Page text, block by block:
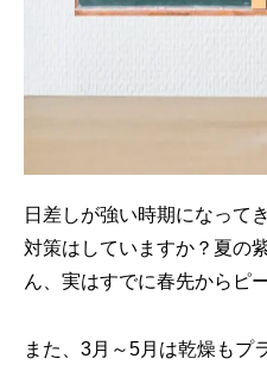
日差しが強い時期になって
対策はしていますか？夏の
ん、実はすでに春先からピ
また、3月～5月は乾燥もプ